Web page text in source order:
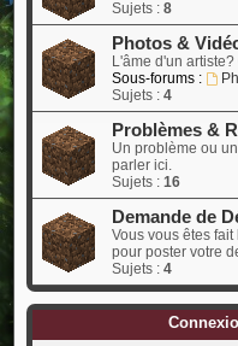
Sujets : 8
Photos &
L'âme d'un
Sous-forums :
Sujets : 4
Problèmes &
Un problème ou
parler ici.
Sujets : 16
Demande de
Vous vous êtes
pour poster votre
Sujets : 4